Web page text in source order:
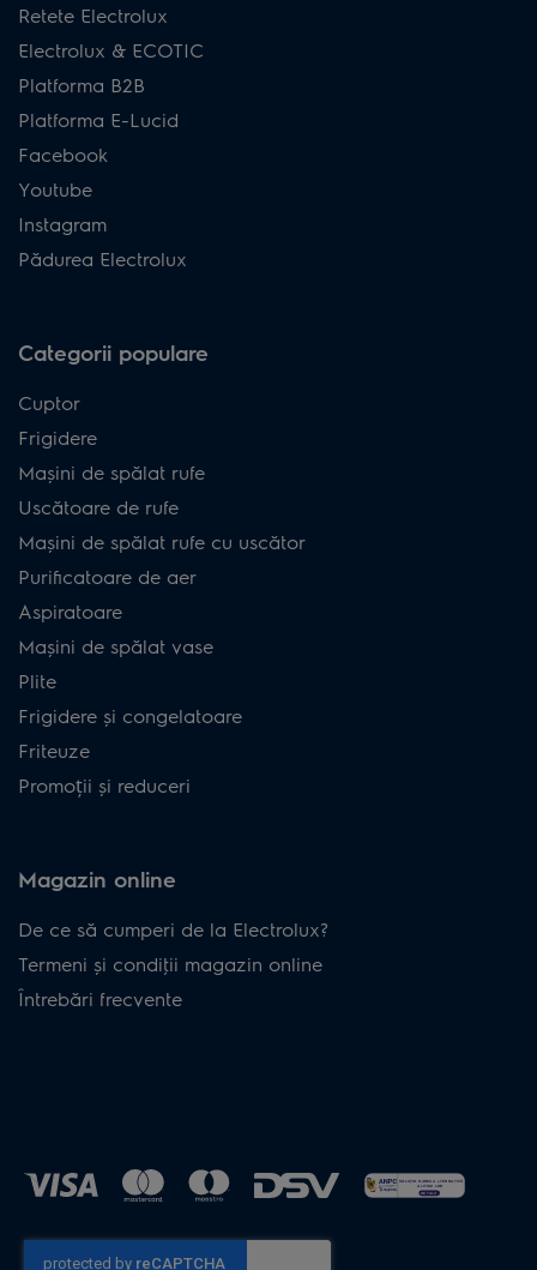
Retete Electrolux
Electrolux & ECOTIC
Platforma B2B
Platforma E-Lucid
Facebook
Youtube
Instagram
Pădurea Electrolux
Categorii populare
Cuptor
Frigidere
Mașini de spălat rufe
Uscătoare de rufe
Mașini de spălat rufe cu uscător
Purificatoare de aer
Aspiratoare
Mașini de spălat vase
Plite
Frigidere și congelatoare
Friteuze
Promoții și reduceri
Magazin online
De ce să cumperi de la Electrolux?
Termeni și condiţii magazin online
Întrebări frecvente